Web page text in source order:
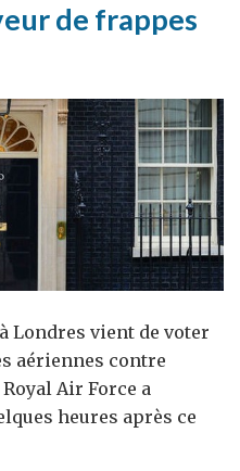
de frappes
Londres vient de voter
aériennes contre
Air Force a
heures après ce